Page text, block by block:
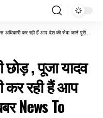
रही हैं आप देश की सेवा जाने पूरी खबर News To Nation
छोड़ , पूजा यादव
कर रही हैं आप
News To